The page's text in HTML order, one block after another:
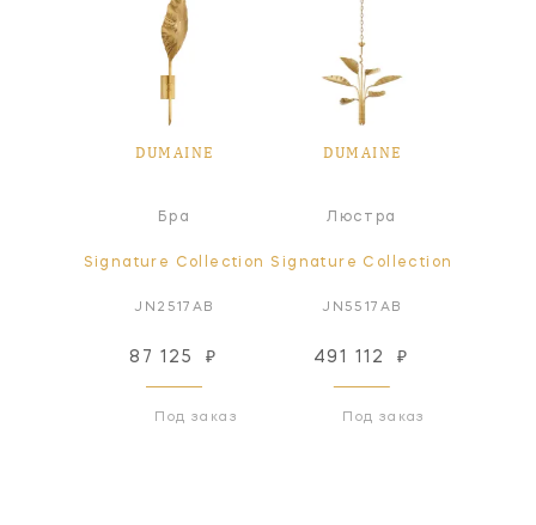
DUMAINE
Бра
Signature Collection
JN2517AB
87 125 ₽
Под заказ
DUMAINE
Люстра
Signature Collection
JN5517AB
491 112 ₽
Под заказ